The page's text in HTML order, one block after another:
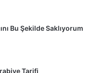
Bu Şekilde Saklıyorum
Tarifi